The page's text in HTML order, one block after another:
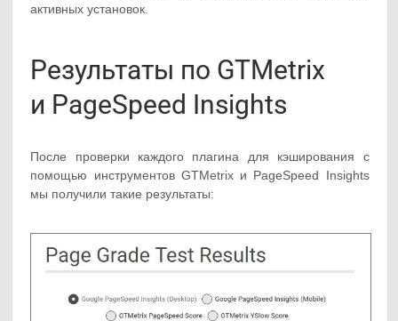
активных установок.
Результаты по GTMetrix
и PageSpeed Insights
После проверки каждого плагина для кэширования с
помощью инструментов GTMetrix и PageSpeed Insights
мы получили такие результаты: